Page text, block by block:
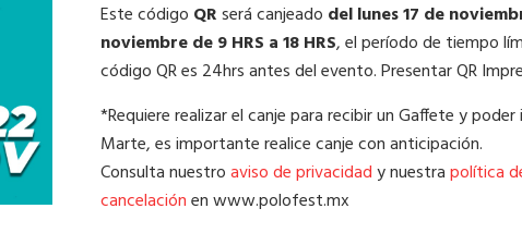
Este código QRserá canjeado del lunes 17 de
noviembre de 9 HRS a 18 HRS, el período de tiempo
código QR es 24hrs antes del evento. Presentar QR
*Requiere realizar el canje para recibir un Gaffete y poder
Marte, es importante realice canje con anticipación.
Consulta nuestroaviso de privacidady nuestrapolítica
cancelaciónen www.polofest.mx